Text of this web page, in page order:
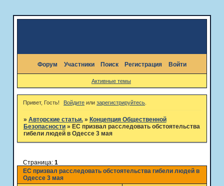
Форум Участники Поиск Регистрация Войти
Активные темы
Привет, Гость! Войдите илизарегистрируйтесь
» Авторские статьи. » Концепция Общественной
Безопасности » ЕС призвал расследовать обстоятельства
гибели людей в Одессе 3 мая
ЕС призвал расследовать обстоятельства гибели людей в
Одессе 3 мая
Страница: 1